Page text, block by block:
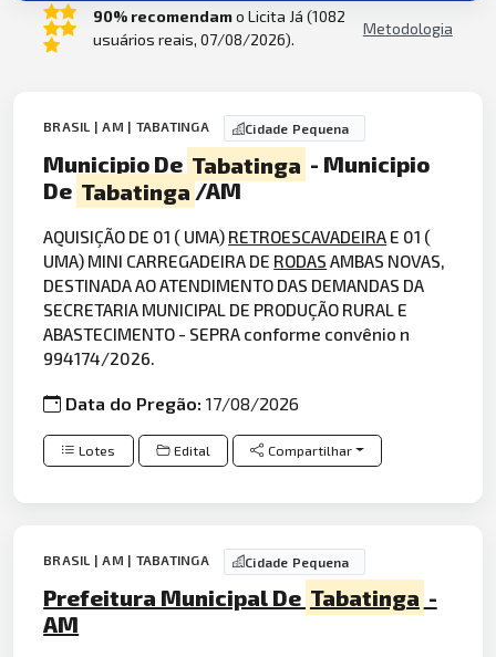
90% recomendamo Licita Já (1082
usuários reais, 07/08/2026).
Metodologia
BRASIL | AM | TABATINGA Cidade Pequena
Municipio De Tabatinga - Municipio
De Tabatinga /AM
AQUISIÇÃO DE 01 ( UMA) RETROESCAVADEIRA E 01 (
UMA) MINI CARREGADEIRA DE RODAS AMBAS NOVAS,
DESTINADA AO ATENDIMENTO DAS DEMANDAS DA
SECRETARIA MUNICIPAL DE PRODUÇÃO RURAL E
ABASTECIMENTO - SEPRA conforme convênio n
994174/2026.
Data do Pregão:17/08/2026
Lotes Edital Compartilhar
BRASIL | AM | TABATINGA Cidade Pequena
Prefeitura Municipal De Tabatinga -
AM